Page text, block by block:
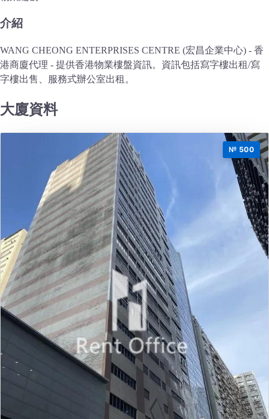
介紹
WANG CHEONG ENTERPRISES CENTRE (宏昌企業中心) - 香
港商廈代理 - 提供香港物業樓盤資訊。資訊包括寫字樓出租/寫
字樓出售、服務式辦公室出租。
大廈資料
№ 500